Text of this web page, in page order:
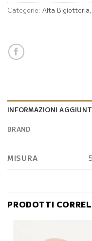
Categorie: Alta Bigiotteria,
INFORMAZIONI
BRAND
MISURA
PRODOTTI